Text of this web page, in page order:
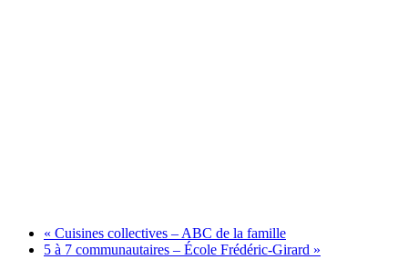
« Cuisines collectives – ABC de la famille
5 à 7 communautaires – École Frédéric-Girard »